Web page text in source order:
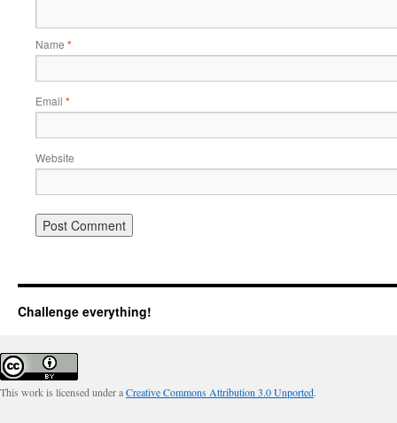
Name *
Email *
Website
Challenge everything!
This work is licensed under aCreative Commons Attribution 3.0 Unported.